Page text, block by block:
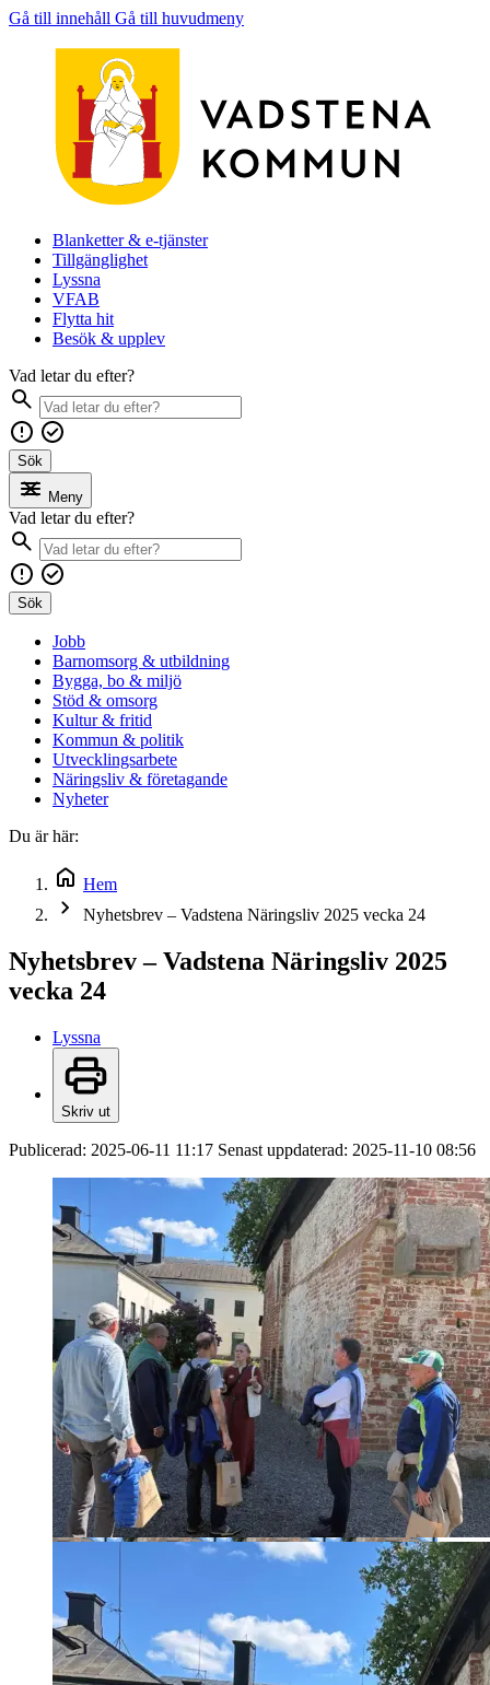
Gå till innehåll Gå till huvudmeny
Blanketter & e-tjänster
Tillgänglighet
Lyssna
VFAB
Flytta hit
Besök & upplev
Vad letar du efter?
Sök
Meny
Vad letar du efter?
Sök
Jobb
Barnomsorg & utbildning
Bygga, bo & miljö
Stöd & omsorg
Kultur & fritid
Kommun & politik
Utvecklingsarbete
Näringsliv & företagande
Nyheter
Du är här:
Hem
Nyhetsbrev – Vadstena Näringsliv 2025 vecka 24
Nyhetsbrev – Vadstena Näringsliv 2025
vecka 24
Lyssna
Skriv ut
Publicerad: 2025-06-11 11:17 Senast uppdaterad: 2025-11-10 08:56